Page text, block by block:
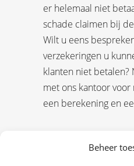
Beheer
er helemaal niet
schade claimen bij
Wilt u eens
verzekeringen u
klanten niet betalen?
met ons kantoor
een berekening en